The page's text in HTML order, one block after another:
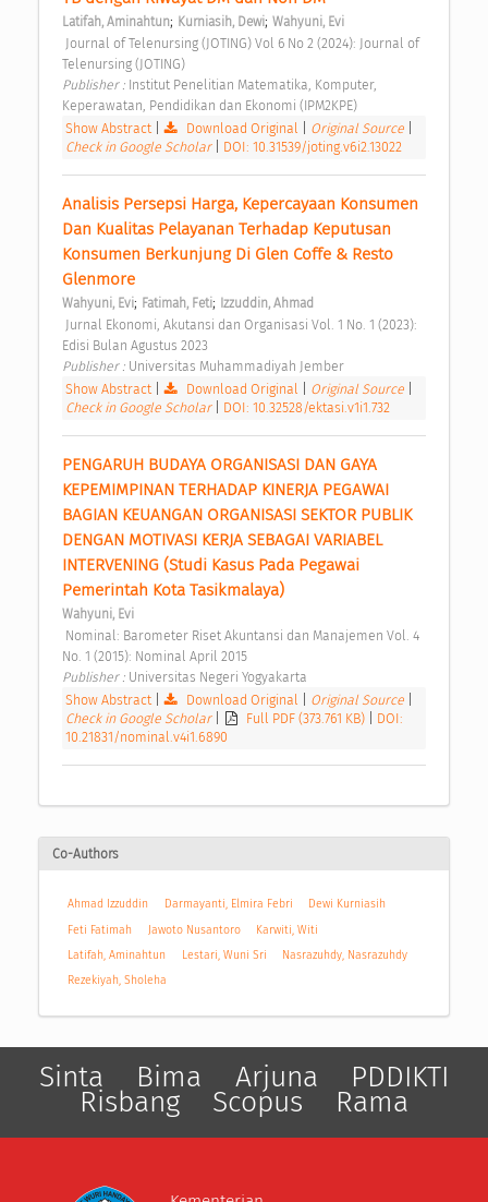
Latifah, Aminahtun; Kurniasih, Dewi; Wahyuni, Evi
Telenursing (JOTING)
Publisher : Institut Penelitian Matematika, Komputer,
Keperawatan, Pendidikan dan Ekonomi (IPM2KPE)
Show Abstract| Download Original Original Source
Check in Google Scholar
DOI: 10.31539/joting.v6i2.13022
Analisis Persepsi Harga, Kepercayaan Konsumen
Dan Kualitas Pelayanan Terhadap Keputusan
Konsumen Berkunjung Di Glen Coffe & Resto
Glenmore
Wahyuni, Evi; Fatimah, Feti; Izzuddin, Ahmad
Edisi Bulan Agustus 2023
Publisher : Universitas Muhammadiyah Jember
Show Abstract| Download Original Original Source
Check in Google Scholar
DOI: 10.32528/ektasi.v1i1.732
PENGARUH BUDAYA ORGANISASI DAN GAYA
KEPEMIMPINAN TERHADAP KINERJA PEGAWAI
BAGIAN KEUANGAN ORGANISASI SEKTOR PUBLIK
DENGAN MOTIVASI KERJA SEBAGAI VARIABEL
INTERVENING (Studi Kasus Pada Pegawai
Pemerintah Kota Tasikmalaya)
Wahyuni, Evi
No. 1 (2015): Nominal April 2015
Publisher : Universitas Negeri Yogyakarta
Show Abstract| Download Original Original Source
Check in Google Scholar
Full PDF (373.761 KB)
DOI:
10.21831/nominal.v4i1.6890
Co-Authors
Ahmad Izzuddin Darmayanti, Elmira Febri
Dewi Kurniasih
Feti Fatimah
Jawoto Nusantoro
Karwiti, Witi
Latifah, Aminahtun
Lestari, Wuni Sri
Nasrazuhdy, Nasrazuhdy
Rezekiyah, Sholeha
Sinta Bima Arjuna PDDIKTI
Risbang Scopus Rama